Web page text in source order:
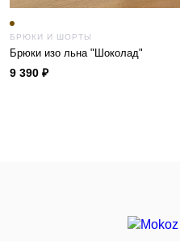
БРЮКИ И ШОРТЫ
Брюки изо льна "Шоколад"
9 390 ₽